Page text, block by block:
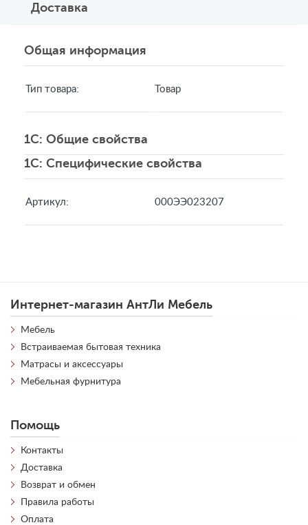
Доставка
Общая информация
Тип товара: Товар
1C: Общие свойства
1C: Специфические свойства
Артикул: 000ЭЭ023207
Интернет-магазин АнтЛи Мебель
Мебель
Встраиваемая бытовая техника
Матрасы и аксессуары
Мебельная фурнитура
Помощь
Контакты
Доставка
Возврат и обмен
Правила работы
Оплата